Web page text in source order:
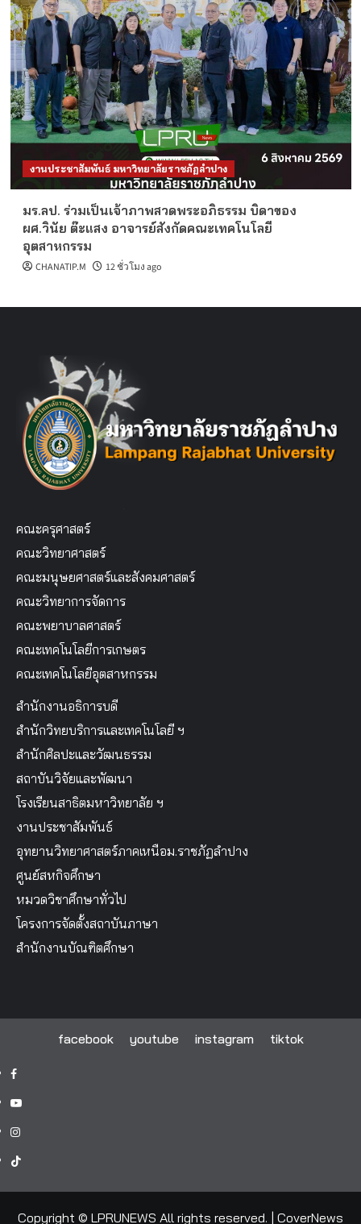
งานประชาสัมพันธ์ มหาวิทยาลัยราชภัฏลำปาง
มร.ลป. ร่วมเป็นเจ้าภาพสวดพระอภิธรรม บิดาของ
ผศ.วินัย ต๊ะแสง อาจารย์สังกัดคณะเทคโนโลยี
อุตสาหกรรม
CHANATIP.M 12 ชั่วโมง ago
คณะครุศาสตร์
คณะวิทยาศาสตร์
คณะมนุษยศาสตร์และสังคมศาสตร์
คณะวิทยาการจัดการ
คณะพยาบาลศาสตร์
คณะเทคโนโลยีการเกษตร
คณะเทคโนโลยีอุตสาหกรรม
สำนักงานอธิการบดี
สำนักวิทยบริการและเทคโนโลยี ฯ
สำนักศิลปะและวัฒนธรรม
สถาบันวิจัยและพัฒนา
โรงเรียนสาธิตมหาวิทยาลัย ฯ
งานประชาสัมพันธ์
อุทยานวิทยาศาสตร์ภาคเหนือม.ราชภัฏลำปาง
ศูนย์สหกิจศึกษา
หมวดวิชาศึกษาทั่วไป
โครงการจัดตั้งสถาบันภาษา
สำนักงานบัณฑิตศึกษา
facebook youtube instagram tiktok
facebook
youtube
instagram
tiktok
Copyright © LPRUNEWS All rights reserved. CoverNews